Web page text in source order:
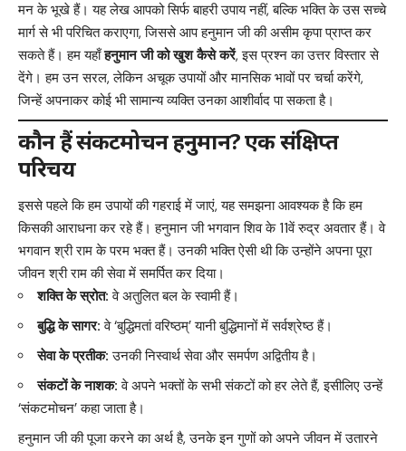
मन के भूखे हैं। यह लेख आपको सिर्फ बाहरी उपाय नहीं, बल्कि भक्ति के उस सच्चे
मार्ग से भी परिचित कराएगा, जिससे आप हनुमान जी की असीम कृपा प्राप्त कर
सकते हैं। हम यहाँहनुमान जी को खुश कैसे करें, इस प्रश्न का उत्तर विस्तार से
देंगे। हम उन सरल, लेकिन अचूक उपायों और मानसिक भावों पर चर्चा करेंगे,
जिन्हें अपनाकर कोई भी सामान्य व्यक्ति उनका आशीर्वाद पा सकता है।
कौन हैं संकटमोचन हनुमान? एक संक्षिप्त
परिचय
इससे पहले कि हम उपायों की गहराई में जाएं, यह समझना आवश्यक है कि हम
किसकी आराधना कर रहे हैं। हनुमान जी भगवान शिव के 11वें रुद्र अवतार हैं। वे
भगवान श्री राम के परम भक्त हैं। उनकी भक्ति ऐसी थी कि उन्होंने अपना पूरा
जीवन श्री राम की सेवा में समर्पित कर दिया।
शक्ति के स्रोत: वे अतुलित बल के स्वामी हैं।
बुद्धि के सागर: वे ‘बुद्धिमतां वरिष्ठम्’ यानी बुद्धिमानों में सर्वश्रेष्ठ हैं।
सेवा के प्रतीक: उनकी निस्वार्थ सेवा और समर्पण अद्वितीय है।
संकटों के नाशक: वे अपने भक्तों के सभी संकटों को हर लेते हैं, इसीलिए उन्हें
‘संकटमोचन’ कहा जाता है।
हनुमान जी की पूजा करने का अर्थ है, उनके इन गुणों को अपने जीवन में उतारने